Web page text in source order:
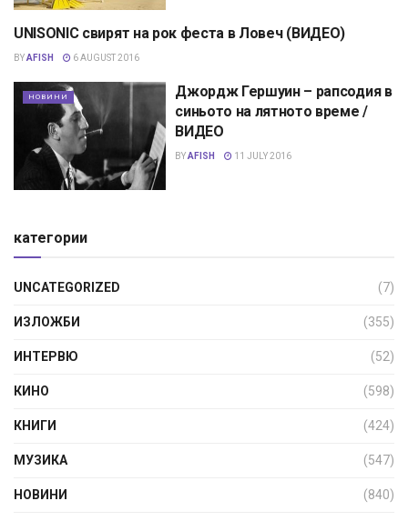
МУЗИКА
UNISONIC свирят на рок феста в Ловеч (ВИДЕО)
BYAFISH 6 AUGUST 2016
НОВИНИ
Джордж Гершуин – рапсодия в
синьото на лятното време /
ВИДЕО
BYAFISH 11 JULY 2016
категории
UNCATEGORIZED (7)
ИЗЛОЖБИ (355)
ИНТЕРВЮ (52)
КИНО (598)
КНИГИ (424)
МУЗИКА (547)
НОВИНИ (840)